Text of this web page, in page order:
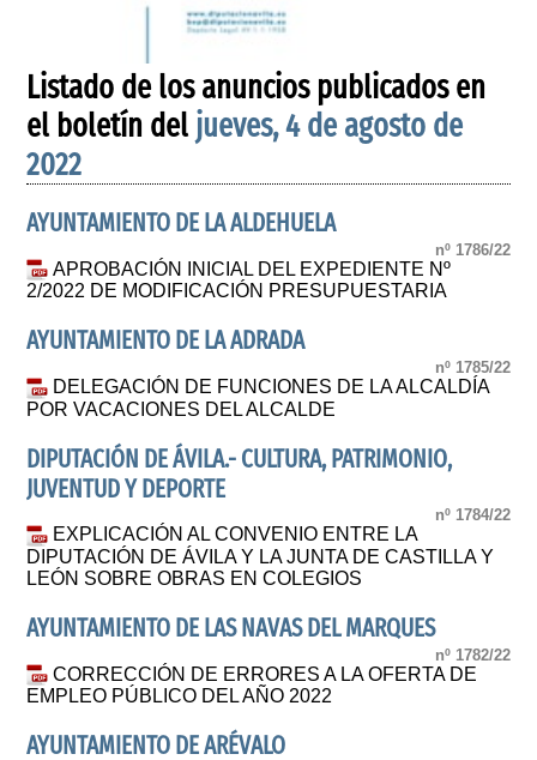
Listado de los anuncios publicados en
el boletín del jueves, 4 de agosto de
2022
AYUNTAMIENTO DE LA ALDEHUELA
nº 1786/22
APROBACIÓN INICIAL DEL EXPEDIENTE Nº
2/2022 DE MODIFICACIÓN PRESUPUESTARIA
AYUNTAMIENTO DE LA ADRADA
nº 1785/22
DELEGACIÓN DE FUNCIONES DE LA ALCALDÍA
POR VACACIONES DEL ALCALDE
DIPUTACIÓN DE ÁVILA.- CULTURA, PATRIMONIO,
JUVENTUD Y DEPORTE
nº 1784/22
EXPLICACIÓN AL CONVENIO ENTRE LA
DIPUTACIÓN DE ÁVILA Y LA JUNTA DE CASTILLA Y
LEÓN SOBRE OBRAS EN COLEGIOS
AYUNTAMIENTO DE LAS NAVAS DEL MARQUES
nº 1782/22
CORRECCIÓN DE ERRORES A LA OFERTA DE
EMPLEO PÚBLICO DEL AÑO 2022
AYUNTAMIENTO DE ARÉVALO